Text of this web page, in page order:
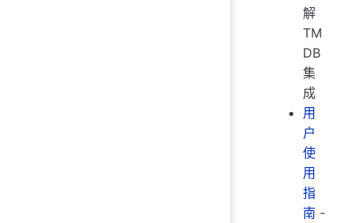
解
TM
DB
集
成
用
户
使
用
指
南 -